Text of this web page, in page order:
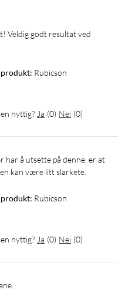
Rubicson
nyttig? Ja (0) Nei (0)
kan være litt slarkete.
Rubicson
nyttig? Ja (0) Nei (0)